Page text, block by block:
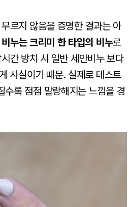
르지 않음을 증명한 결과는 아
누는 크리미 한 타입의 비누로
간 방치 시 일반 세안비누 보다
사실이기 때문. 실제로 테스트
수록 점점 말랑해지는 느낌을 경